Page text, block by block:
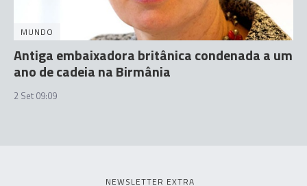
MUNDO
Antiga embaixadora britânica condenada a um
ano de cadeia na Birmânia
2 Set 09:09
NEWSLETTER EXTRA